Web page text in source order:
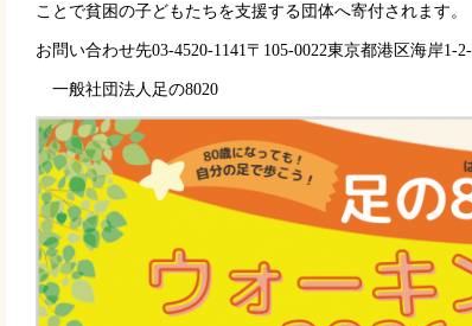
ことで貧困の子どもたちを支援する団体へ寄付されます。
お問い合わせ先03-4520-1141〒105-0022東京都港区海岸1-
一般社団法人足の8020